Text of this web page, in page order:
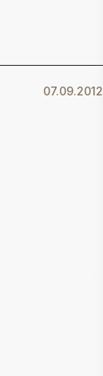
07.09.2012